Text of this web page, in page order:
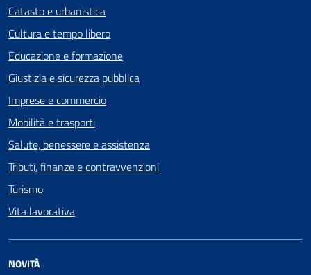
Catasto e urbanistica
Cultura e tempo libero
Educazione e formazione
Giustizia e sicurezza pubblica
Imprese e commercio
Mobilità e trasporti
Salute, benessere e assistenza
Tributi, finanze e contravvenzioni
Turismo
Vita lavorativa
NOVITÀ